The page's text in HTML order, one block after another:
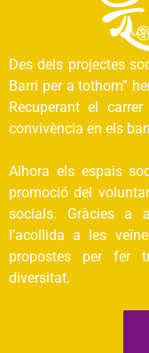
Des dels projectes
Barri per a tothom”
Recuperant el
convivència en els
Alhora els espais
promoció del
socials. Gràcies a
l’acollida a les
propostes per fer
diversitat.